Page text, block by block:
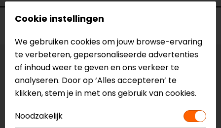
Voorraad
Maat:S
Vestiging Apeldoorn
Vestiging Breda
Cookie instellingen
We gebruiken cookies om jouw browse-ervaring
te verbeteren, gepersonaliseerde advertenties
of inhoud weer te geven en ons verkeer te
analyseren. Door op ‘Alles accepteren’ te
klikken, stem je in met ons gebruik van cookies.
Noodzakelijk